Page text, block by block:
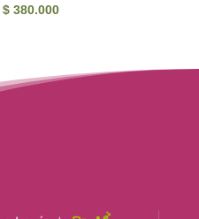
El
$ 400.000.
$380.000El